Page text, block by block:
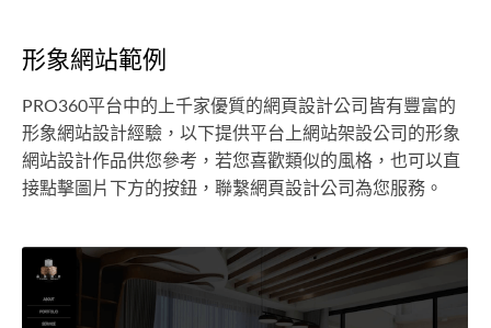
形象網站範例
PRO360平台中的上千家優質的網頁設計公司皆有豐富的
形象網站設計經驗，以下提供平台上網站架設公司的形象
網站設計作品供您參考，若您喜歡類似的風格，也可以直
接點擊圖片下方的按鈕，聯繫網頁設計公司為您服務。